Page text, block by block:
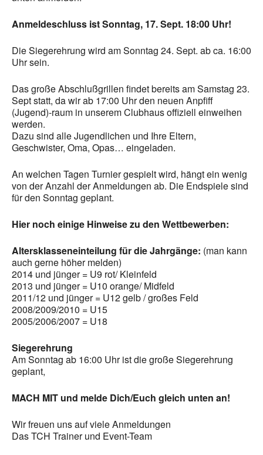
Anmeldeschluss ist Sonntag, 17. Sept. 18:00 Uhr!
Die Siegerehrung wird am Sonntag 24. Sept. ab ca. 16:00
Uhr sein.
Das große Abschlußgrillen findet bereits am Samstag 23.
Sept statt, da wir ab 17:00 Uhr den neuen Anpfiff
(Jugend)-raum in unserem Clubhaus offiziell einweihen
werden.
Dazu sind alle Jugendlichen und Ihre Eltern,
Geschwister, Oma, Opas… eingeladen.
An welchen Tagen Turnier gespielt wird, hängt ein wenig
von der Anzahl der Anmeldungen ab. Die Endspiele sind
für den Sonntag geplant.
Hier noch einige Hinweise zu den Wettbewerben:
Altersklasseneinteilung für die Jahrgänge: (man kann
auch gerne höher melden)
2014 und jünger = U9 rot/ Kleinfeld
2013 und jünger = U10 orange/ Midfeld
2011/12 und jünger = U12 gelb / großes Feld
2008/2009/2010 = U15
2005/2006/2007 = U18
Siegerehrung
Am Sonntag ab 16:00 Uhr ist die große Siegerehrung
geplant,
MACH MIT und melde Dich/Euch gleich unten an!
Wir freuen uns auf viele Anmeldungen
Das TCH Trainer und Event-Team